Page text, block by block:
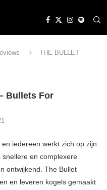
THE BULLET
Bullets For
iedereen werkt zich op zijn
en complexere
ontwijkend. The Bullet
en leveren kogels gemaakt